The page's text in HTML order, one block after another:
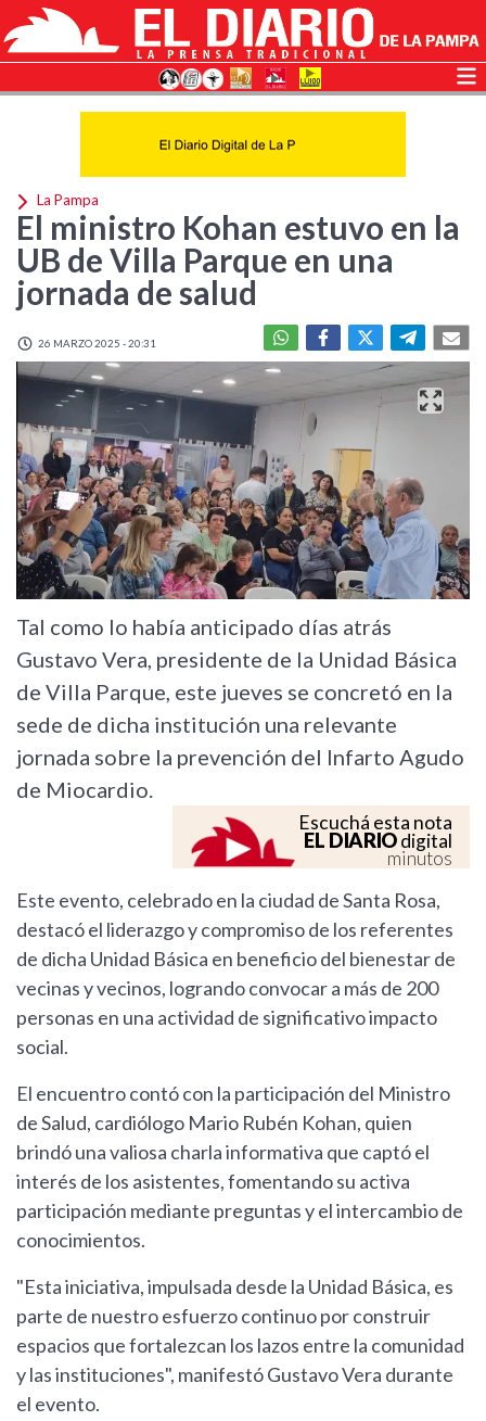
La Pampa
El ministro Kohan estuvo en la
UB de Villa Parque en una
jornada de salud
26 MARZO 2025 - 20:31
Tal como lo había anticipado días atrás
Gustavo Vera, presidente de la Unidad Básica
de Villa Parque, este jueves se concretó en la
sede de dicha institución una relevante
jornada sobre la prevención del Infarto Agudo
de Miocardio.
Escuchá esta nota
EL DIARIOdigital
minutos
Este evento, celebrado en la ciudad de Santa Rosa,
destacó el liderazgo y compromiso de los referentes
de dicha Unidad Básica en beneficio del bienestar de
vecinas y vecinos, logrando convocar a más de 200
personas en una actividad de significativo impacto
social.
El encuentro contó con la participación del Ministro
de Salud, cardiólogo Mario Rubén Kohan, quien
brindó una valiosa charla informativa que captó el
interés de los asistentes, fomentando su activa
participación mediante preguntas y el intercambio de
conocimientos.
"Esta iniciativa, impulsada desde la Unidad Básica, es
parte de nuestro esfuerzo continuo por construir
espacios que fortalezcan los lazos entre la comunidad
y las instituciones", manifestó Gustavo Vera durante
el evento.